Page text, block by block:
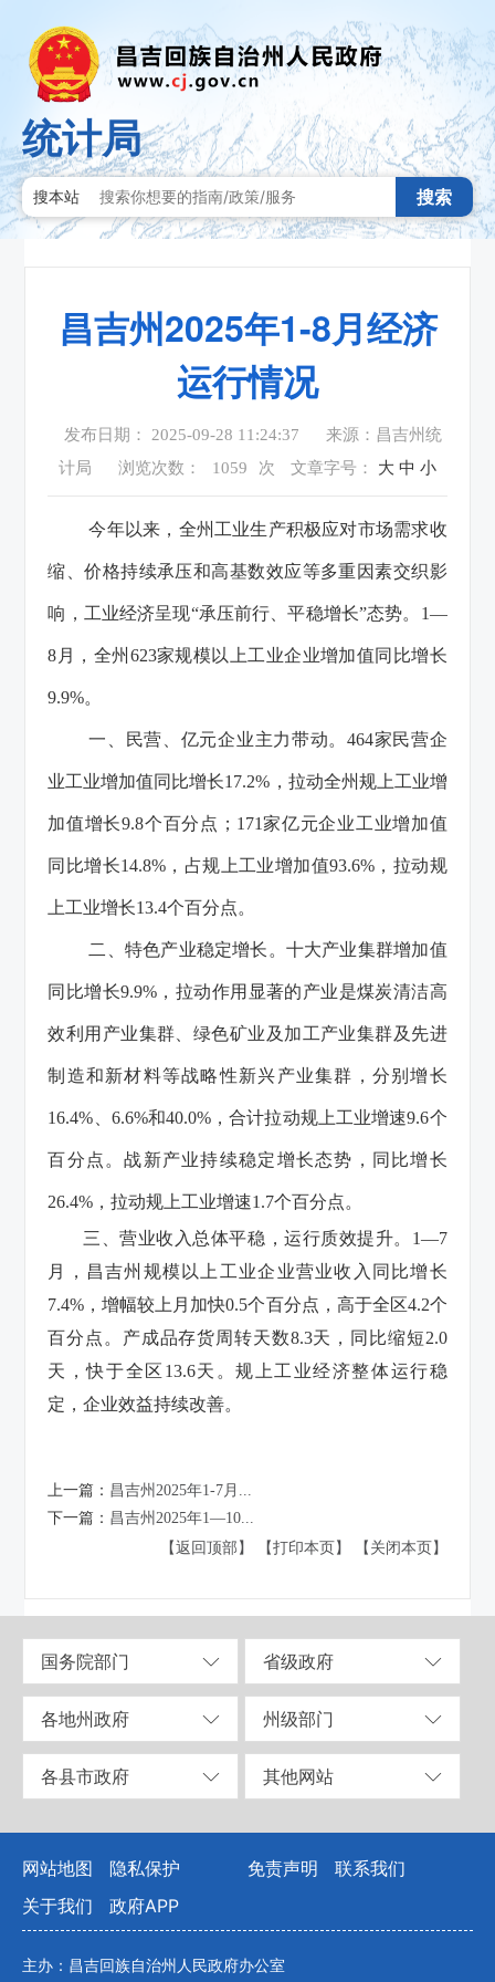
统计局
搜本站 搜索
昌吉州2025年1-8月经济
运行情况
发布日期： 2025-09-28 11:24:37
来源：昌吉州统
计局
浏览次数： 1059 次 文章字号： 大 中 小
今年以来，全州工业生产积极应对市场需求收
缩、价格持续承压和高基数效应等多重因素交织影
响，工业经济呈现“承压前行、平稳增长”态势。1—
8月，全州623家规模以上工业企业增加值同比增长
9.9%。
一、民营、亿元企业主力带动。464家民营企
业工业增加值同比增长17.2%，拉动全州规上工业增
加值增长9.8个百分点；171家亿元企业工业增加值
同比增长14.8%，占规上工业增加值93.6%，拉动规
上工业增长13.4个百分点。
二、特色产业稳定增长。十大产业集群增加值
同比增长9.9%，拉动作用显著的产业是煤炭清洁高
效利用产业集群、绿色矿业及加工产业集群及先进
制造和新材料等战略性新兴产业集群，分别增长
16.4%、6.6%和40.0%，合计拉动规上工业增速9.6个
百分点。战新产业持续稳定增长态势，同比增长
26.4%，拉动规上工业增速1.7个百分点。
三、营业收入总体平稳，运行质效提升。1—7
月，昌吉州规模以上工业企业营业收入同比增长
7.4%，增幅较上月加快0.5个百分点，高于全区4.2个
百分点。产成品存货周转天数8.3天，同比缩短2.0
天，快于全区13.6天。规上工业经济整体运行稳
定，企业效益持续改善。
上一篇： 昌吉州2025年1-7月...
下一篇： 昌吉州2025年1—10...
【返回顶部】
【打印本页】 【关闭本页】
国务院部门 省级政府
各地州政府 州级部门
各县市政府 其他网站
网站地图 隐私保护 免责声明
联系我们
关于我们
政府APP
主办：昌吉回族自治州人民政府办公室